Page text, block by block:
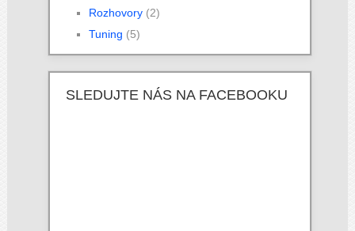
Rozhovory(2)
Tuning (5)
SLEDUJTE NÁS NA FACEBOOKU